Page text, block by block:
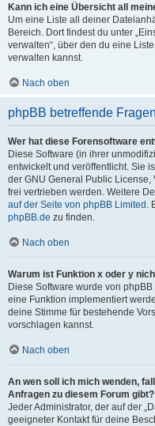
Kann ich eine Übersicht all
Um eine Liste all deiner
Bereich. Dort findest du unter
verwalten“, über den du eine
verwalten kannst.
Nach oben
phpBB betreffende Fragen
Wer hat diese Forensoftware
Diese Software (in ihrer
entwickelt und veröffentlicht. Sie
der GNU General Public License,
frei vertrieben werden. Weitere
auf der Seite von phpBB Limited .
phpBB.de zu finden.
Nach oben
Warum ist Funktion x oder y
Diese Software wurde von
eine Funktion implementiert
deine Stimme für bestehende
vorschlagen kannst.
Nach oben
An wen soll ich mich wenden,
Anfragen zu diesem Forum gibt?
Jeder Administrator, der auf der
geeigneter Kontakt für deine